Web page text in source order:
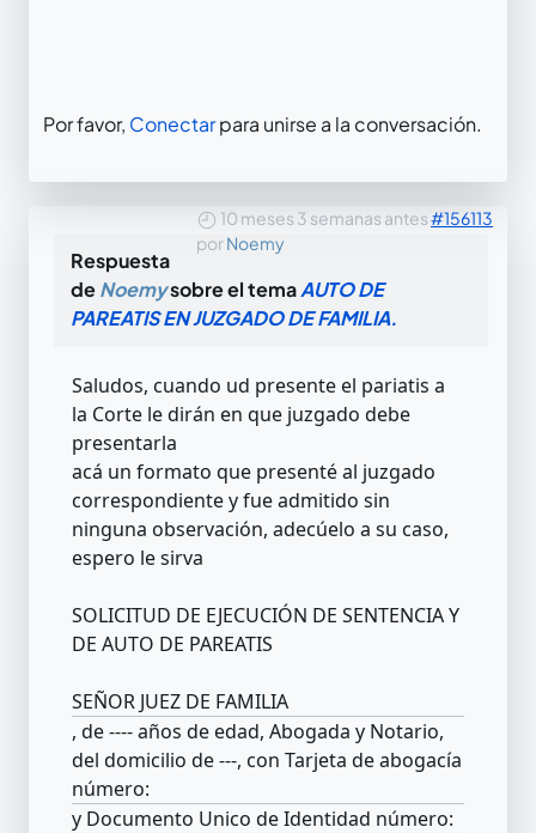
Por favor, Conectarpara unirse a la conversación.
10 meses 3 semanas antes#156113
porNoemy
Respuesta
deNoemysobre el temaAUTO DE
PAREATIS EN JUZGADO DE FAMILIA.
Saludos, cuando ud presente el pariatis a
la Corte le dirán en que juzgado debe
presentarla
acá un formato que presenté al juzgado
correspondiente y fue admitido sin
ninguna observación, adecúelo a su caso,
espero le sirva
SOLICITUD DE EJECUCIÓN DE SENTENCIA Y
DE AUTO DE PAREATIS
SEÑOR JUEZ DE FAMILIA
, de ---- años de edad, Abogada y Notario,
del domicilio de ---, con Tarjeta de abogacía
número:
y Documento Unico de Identidad número: